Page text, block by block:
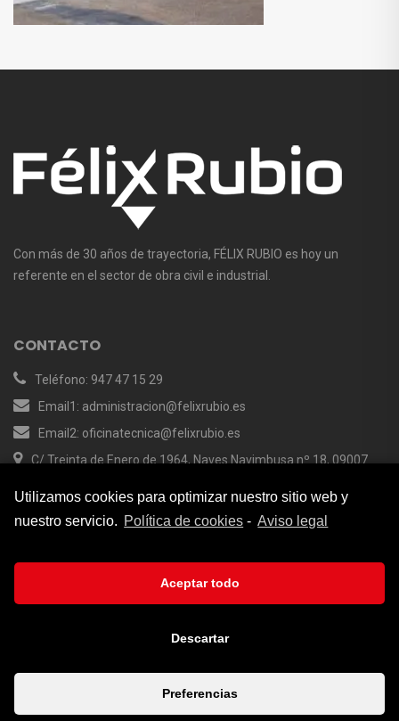
Con más de 30 años de trayectoria, FÉLIX RUBIO es hoy un
referente en el sector de obra civil e industrial.
CONTACTO
Teléfono: 947 47 15 29
Email1: administracion@felixrubio.es
Email2: oficinatecnica@felixrubio.es
C/ Treinta de Enero de 1964, Naves Navimbusa nº 18, 09007
Política de privacidad
Utilizamos cookies para optimizar nuestro sitio web y
nuestro servicio. Política de cookies - Aviso legal
Aceptar todo
Descartar
Preferencias